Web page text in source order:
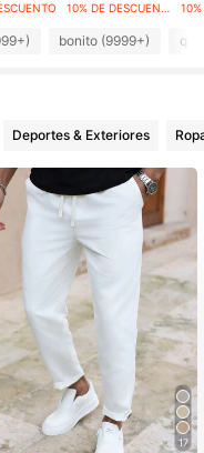
10% DE DESCUENTO
bonito (9999+)
Deportes & Exteriores
17